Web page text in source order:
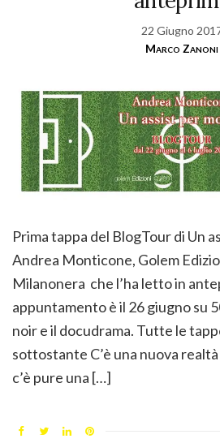
22 Giugno
Marco Zanoni
Prima tappa del BlogTour di Un
Andrea Monticone, Golem
Milanonera che l’ha letto in
appuntamento è il 26 giugno su
noir e il docudrama. Tutte le
sottostante C’è una nuova
c’è pure una […]